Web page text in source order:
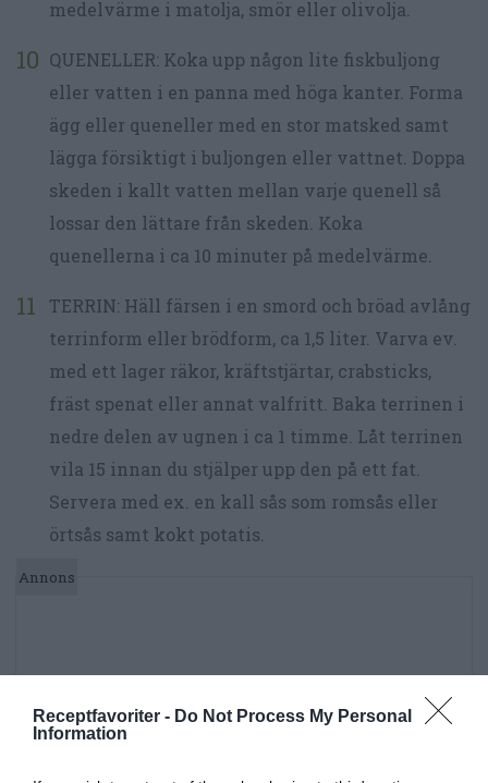
Receptfavoriter - Do Not Process My Personal
Information
medelvärme i matolja, smör eller olivolja.
QUENELLER: Koka upp någon lite fiskbuljong
eller vatten i en panna med höga kanter. Forma
ägg eller queneller med en stor matsked samt
lägga försiktigt i buljongen eller vattnet. Doppa
skeden i kallt vatten mellan varje quenell så
lossar den lättare från skeden. Koka
quenellerna i ca 10 minuter på medelvärme.
TERRIN: Häll färsen i en smord och bröad avlång
terrinform eller brödform, ca 1,5 liter. Varva ev.
med ett lager räkor, kräftstjärtar, crabsticks,
fräst spenat eller annat valfritt. Baka terrinen i
nedre delen av ugnen i ca 1 timme. Låt terrinen
vila 15 innan du stjälper upp den på ett fat.
Servera med ex. en kall sås som romsås eller
örtsås samt kokt potatis.